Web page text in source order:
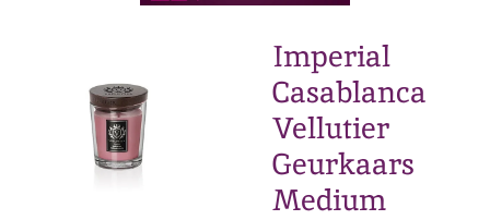
Imperial
Casablanca
Vellutier
Geurkaars
Medium